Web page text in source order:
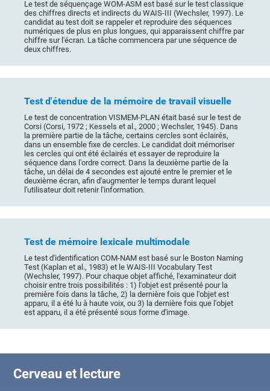
Le test de séquençage WOM-ASM est basé sur le test classique
des chiffres directs et indirects du WAIS-III (Wechsler, 1997). Le
candidat au test doit se rappeler et reproduire des séquences
numériques de plus en plus longues, qui apparaissent chiffre par
chiffre sur l'écran. La tâche commencera par une séquence de
deux chiffres.
Test d'étendue de la mémoire de travail visuelle
Le test de concentration VISMEM-PLAN était basé sur le test de
Corsi (Corsi, 1972 ; Kessels et al., 2000 ; Wechsler, 1945). Dans
la première partie de la tâche, certains cercles sont éclairés,
dans un ensemble fixe de cercles. Le candidat doit mémoriser
les cercles qui ont été éclairés et essayer de reproduire la
séquence dans l'ordre correct. Dans la deuxième partie de la
tâche, un délai de 4 secondes est ajouté entre le premier et le
deuxième écran, afin d'augmenter le temps durant lequel
l'utilisateur doit retenir l'information.
Test de mémoire lexicale multimodale
Le test d'identification COM-NAM est basé sur le Boston Naming
Test (Kaplan et al., 1983) et le WAIS-III Vocabulary Test
(Wechsler, 1997). Pour chaque objet affiché, l'examinateur doit
choisir entre trois possibilités : 1) l'objet est présenté pour la
première fois dans la tâche, 2) la dernière fois que l'objet est
apparu, il a été lu à haute voix, ou 3) la dernière fois que l'objet
est apparu, il a été présenté sous forme d'image.
Cerveau et lecture